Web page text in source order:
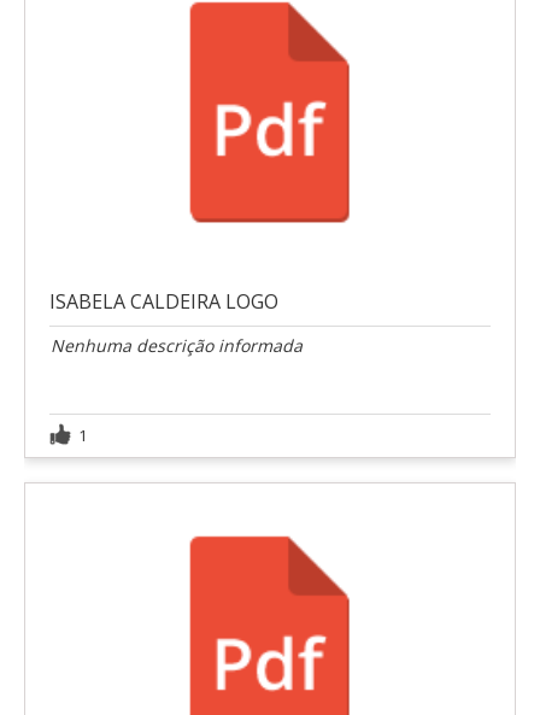
ISABELA CALDEIRA LOGO
Nenhuma descrição informada
1